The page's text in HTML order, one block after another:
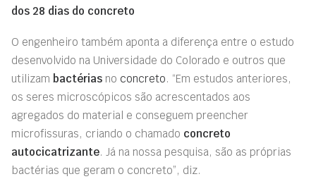
dos 28 dias do concreto
O engenheiro também aponta a diferença entre o estudo
desenvolvido na Universidade do Colorado e outros que
utilizam bactérias no concreto. “Em estudos anteriores,
os seres microscópicos são acrescentados aos
agregados do material e conseguem preencher
microfissuras, criando o chamado concreto
autocicatrizante. Já na nossa pesquisa, são as próprias
bactérias que geram o concreto”, diz.